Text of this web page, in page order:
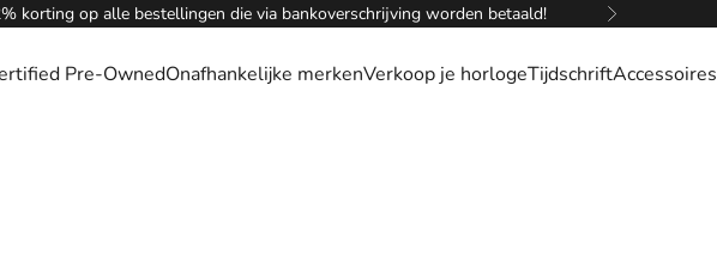
korting op alle bestellingen die via bankoverschrijving worden betaald! Volgende
Pre-OwnedOnafhankelijke merkenVerkoop je horlogeTijdschriftAccessoires